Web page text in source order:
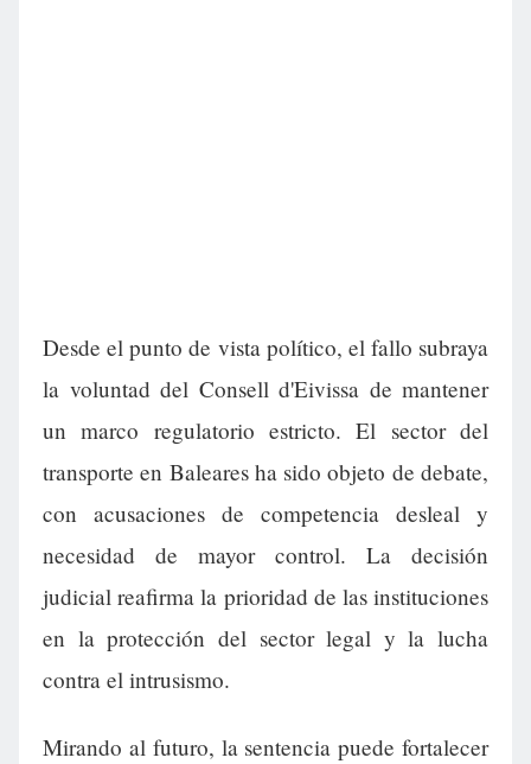
Desde el punto de vista político, el fallo subraya
la voluntad del Consell d'Eivissa de mantener
un marco regulatorio estricto. El sector del
transporte en Baleares ha sido objeto de debate,
con acusaciones de competencia desleal y
necesidad de mayor control. La decisión
judicial reafirma la prioridad de las instituciones
en la protección del sector legal y la lucha
contra el intrusismo.
Mirando al futuro, la sentencia puede fortalecer